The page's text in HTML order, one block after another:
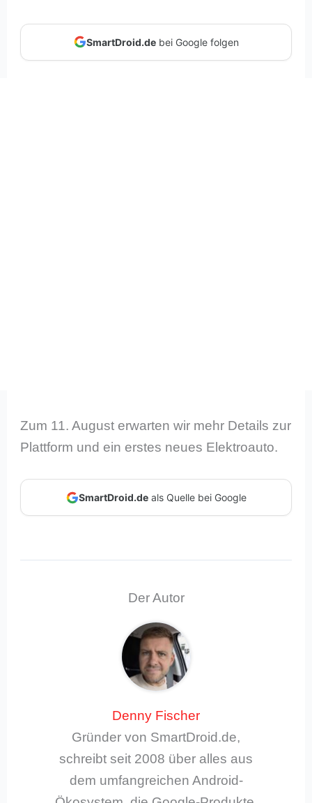
SmartDroid.debei Google folgen
Zum 11. August erwarten wir mehr Details zur
Plattform und ein erstes neues Elektroauto.
SmartDroid.deals Quelle bei Google
Der Autor
Denny Fischer
Gründer von SmartDroid.de,
schreibt seit 2008 über alles aus
dem umfangreichen Android-